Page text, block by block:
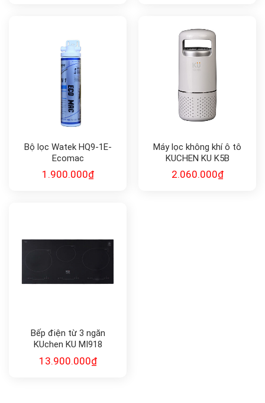
Bộ lọc Watek HQ9-1E-
Ecomac
1.900.000₫
Máy lọc không khí ô tô
KUCHEN KU K5B
2.060.000₫
Bếp điện từ 3 ngăn
KUchen KU MI918
13.900.000₫